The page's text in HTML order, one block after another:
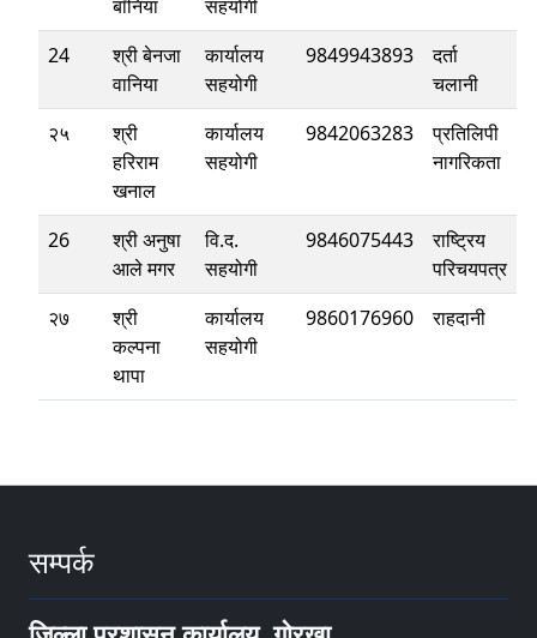
बाँनिया
सहयोगी
24
श्री बेनजा
वानिया
कार्यालय
सहयोगी
9849943893
दर्ता
चलानी
२५
श्री
हरिराम
खनाल
कार्यालय
सहयोगी
9842063283
प्रतिलिपी
नागरिकता
26
श्री अनुषा
आले मगर
वि.द.
सहयोगी
9846075443
राष्ट्रिय
परिचयपत्र
२७
श्री
कल्पना
थापा
कार्यालय
सहयोगी
9860176960 राहदानी
सम्पर्क